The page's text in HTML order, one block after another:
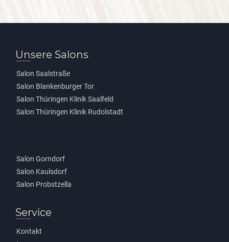
Unsere Salons
Salon Saalstraße
Salon Blankenburger Tor
Salon Thüringen Klinik Saalfeld
Salon Thüringen Klinik Rudolstadt
Salon Gorndorf
Salon Kaulsdorf
Salon Probstzella
Service
Kontakt